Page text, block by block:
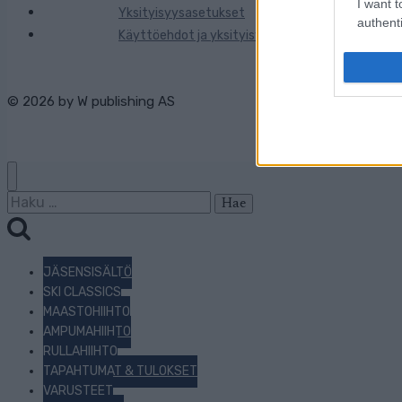
I want
Yksityisyysasetukset
Käyttöehdot ja yksityisyysasetukset
© 2026 by W publishing AS
Haku:
JÄSENSISÄLTÖ
SKI CLASSICS
MAASTOHIIHTO
AMPUMAHIIHTO
RULLAHIIHTO
TAPAHTUMAT & TULOKSET
VARUSTEET